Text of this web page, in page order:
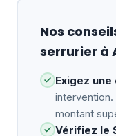
Nos
serrurier à
Exigez
montant
Vérifiez le